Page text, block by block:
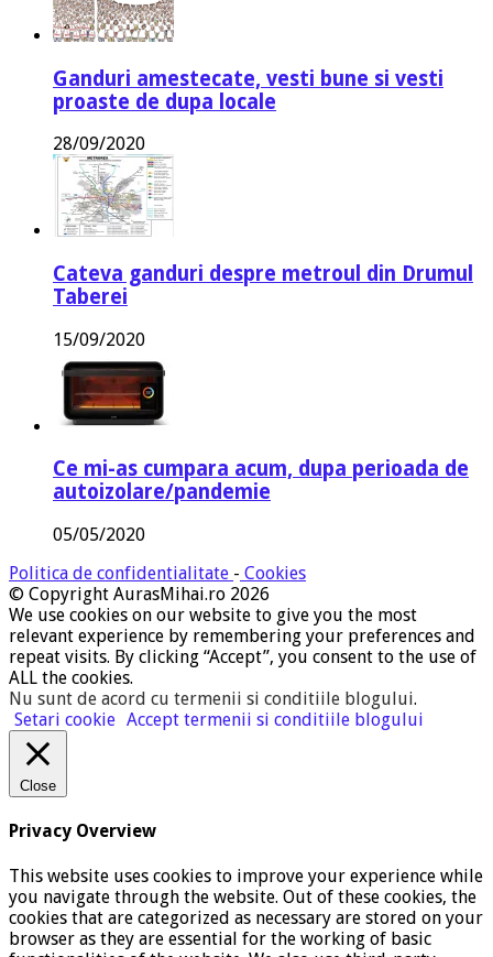
Ganduri amestecate, vesti bune si vesti
proaste de dupa locale
28/09/2020
Cateva ganduri despre metroul din Drumul
Taberei
15/09/2020
Ce mi-as cumpara acum, dupa perioada de
autoizolare/pandemie
05/05/2020
Politica de confidentialitate - Cookies
© Copyright AurasMihai.ro 2026
We use cookies on our website to give you the most
relevant experience by remembering your preferences and
repeat visits. By clicking “Accept”, you consent to the use of
ALL the cookies.
Nu sunt de acord cu termenii si conditiile blogului.
Setari cookie Accept termenii si conditiile blogului
Close
Privacy Overview
This website uses cookies to improve your experience while
you navigate through the website. Out of these cookies, the
cookies that are categorized as necessary are stored on your
browser as they are essential for the working of basic